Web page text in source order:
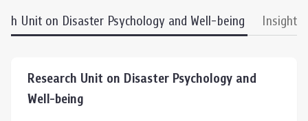
Unit on Disaster Psychology and Well-being Insight
Research Unit on Disaster Psychology and
Well-being